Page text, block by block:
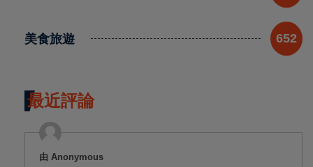
美食旅遊 652
最近評論
由 Anonymous